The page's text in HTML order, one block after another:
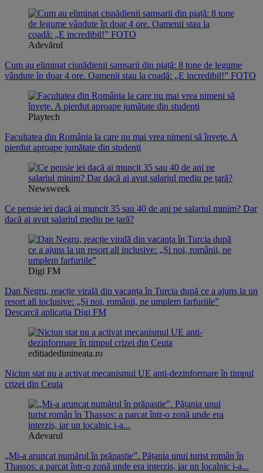
Adevărul
Cum au eliminat cisnădienii samsarii din piață: 8 tone de legume
vândute în doar 4 ore. Oamenii stau la coadă: „E incredibil!” FOTO
Playtech
Facultatea din România la care nu mai vrea nimeni să înveţe. A
pierdut aproape jumătate din studenţi
Newsweek
Ce pensie iei dacă ai muncit 35 sau 40 de ani pe salariul minim? Dar
dacă ai avut salariul mediu pe țară?
Digi FM
Dan Negru, reacție virală din vacanța în Turcia după ce a ajuns la un
resort all inclusive: „Și noi, românii, ne umplem farfuriile”
Descarcă aplicația Digi FM
editiadedimineata.ro
Niciun stat nu a activat mecanismul UE anti-dezinformare în timpul
crizei din Ceuta
Adevarul
„Mi-a aruncat numărul în prăpastie”. Pățania unui turist român în
Thassos: a parcat într-o zonă unde era interzis, iar un localnic i-a...